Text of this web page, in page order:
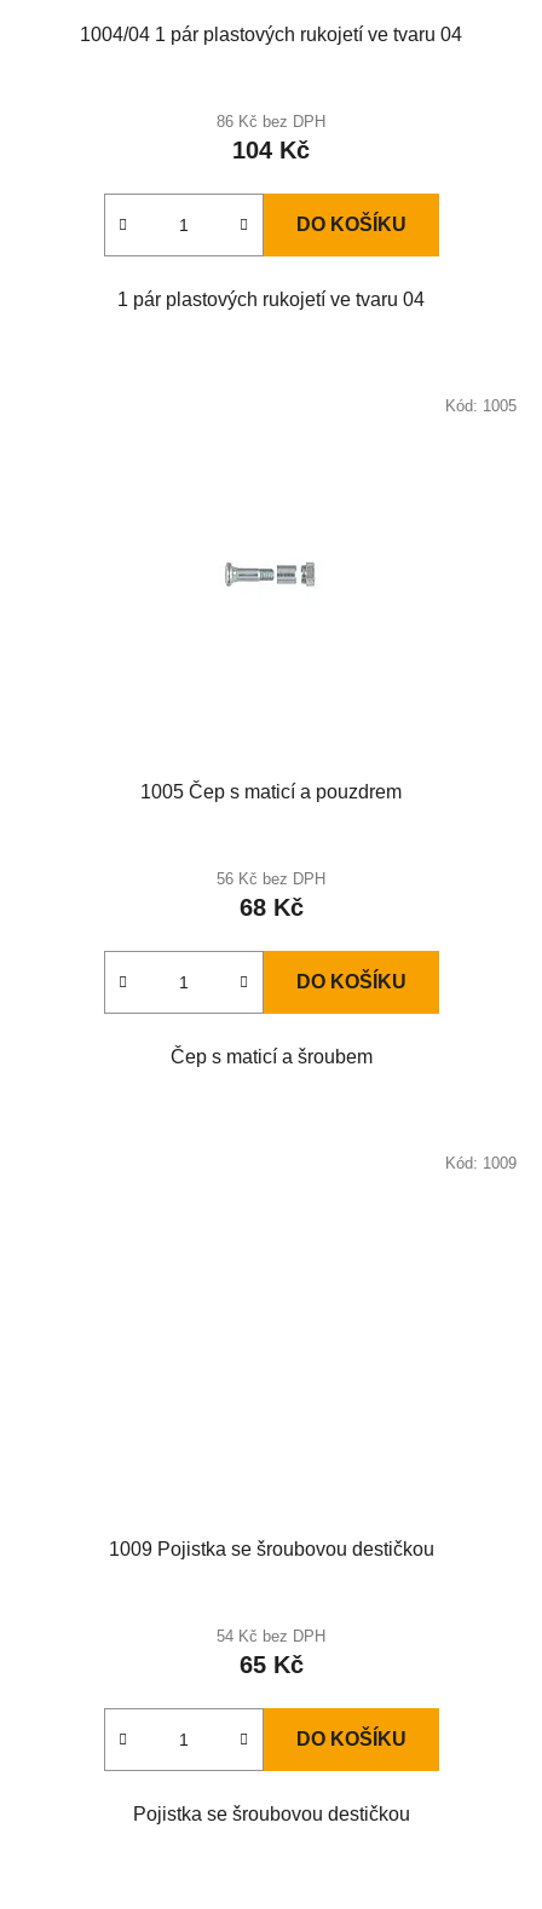
1004/04 1 pár plastových rukojetí ve tvaru 04
86 Kč bez DPH
104 Kč
DO KOŠÍKU
1 pár plastových rukojetí ve tvaru 04
1005 Čep s maticí a pouzdrem
56 Kč bez DPH
68 Kč
DO KOŠÍKU
Čep s maticí a šroubem
Kód: 1005
1009 Pojistka se šroubovou destičkou
54 Kč bez DPH
65 Kč
DO KOŠÍKU
Pojistka se šroubovou destičkou
Kód: 1009